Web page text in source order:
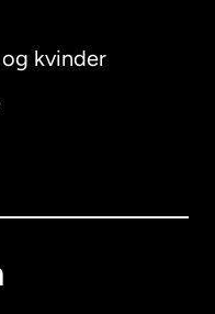
kvinder